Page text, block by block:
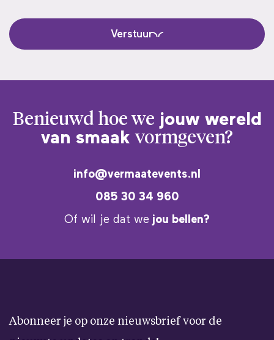
Verstuur
Benieuwd hoe we jouw wereld
van smaakvormgeven?
info@vermaatevents.nl
085 30 34 960
Of wil je dat we jou bellen?
Abonneer je op onze nieuwsbrief voor de